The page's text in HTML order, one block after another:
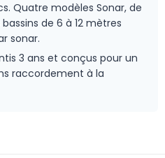
Quatre modèles Sonar, de
de 6 à 12 mètres
sonar.
3 ans et conçus pour un
raccordement à la